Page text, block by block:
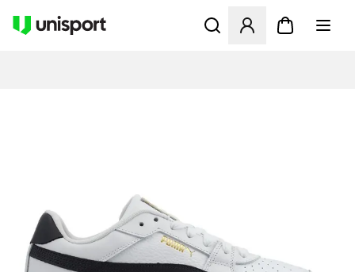
Åbner en Modal til at